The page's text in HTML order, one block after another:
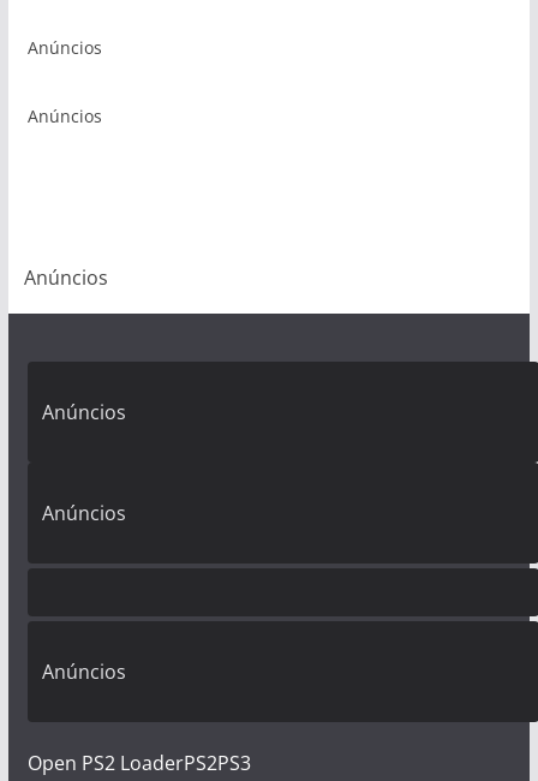
Anúncios
Anúncios
Anúncios
Anúncios
Anúncios
Anúncios
Open PS2 LoaderPS2PS3